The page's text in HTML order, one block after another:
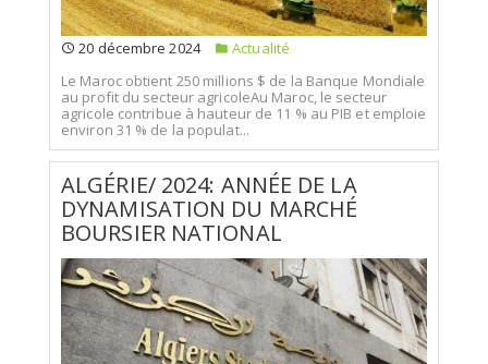
20 décembre 2024
Actualité
Le Maroc obtient 250 millions $ de la Banque Mondiale
au profit du secteur agricoleAu Maroc, le secteur
agricole contribue à hauteur de 11 % au PIB et emploie
environ 31 % de la populat...
ALGÉRIE/ 2024: ANNÉE DE LA
DYNAMISATION DU MARCHÉ
BOURSIER NATIONAL